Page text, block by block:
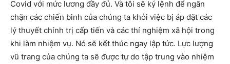
Covid với mức lương đầy đủ. Và tôi sẽ ký lệnh để ngăn
chặn các chiến binh của chúng ta khỏi việc bị áp đặt các
lý thuyết chính trị cấp tiến và các thí nghiệm xã hội trong
khi làm nhiệm vụ. Nó sẽ kết thúc ngay lập tức. Lực lượng
vũ trang của chúng ta sẽ được tự do tập trung vào nhiệm